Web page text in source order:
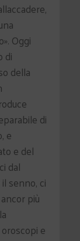
Oggi
di
della
di
e
e del
dal
senno, ci
più
e